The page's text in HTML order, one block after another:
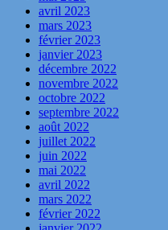
avril 2023
mars 2023
février 2023
janvier 2023
décembre 2022
novembre 2022
octobre 2022
septembre 2022
août 2022
juillet 2022
juin 2022
mai 2022
avril 2022
mars 2022
février 2022